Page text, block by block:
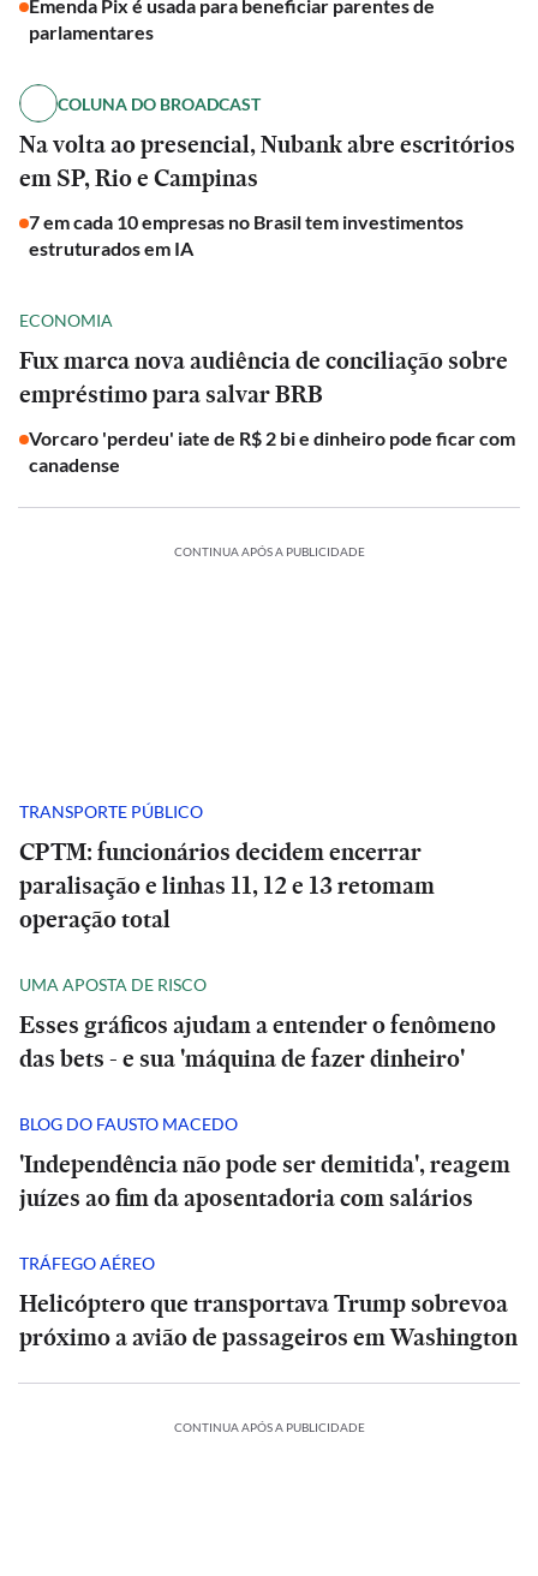
Emenda Pix é usada para beneficiar parentes de
parlamentares
COLUNA DO BROADCAST
Na volta ao presencial, Nubank abre escritórios
em SP, Rio e Campinas
7 em cada 10 empresas no Brasil tem investimentos
estruturados em IA
ECONOMIA
Fux marca nova audiência de conciliação sobre
empréstimo para salvar BRB
Vorcaro 'perdeu' iate de R$ 2 bi e dinheiro pode ficar com
canadense
CONTINUA APÓS A PUBLICIDADE
TRANSPORTE PÚBLICO
CPTM: funcionários decidem encerrar
paralisação e linhas 11, 12 e 13 retomam
operação total
UMA APOSTA DE RISCO
Esses gráficos ajudam a entender o fenômeno
das bets - e sua 'máquina de fazer dinheiro'
BLOG DO FAUSTO MACEDO
'Independência não pode ser demitida', reagem
juízes ao fim da aposentadoria com salários
TRÁFEGO AÉREO
Helicóptero que transportava Trump sobrevoa
próximo a avião de passageiros em Washington
CONTINUA APÓS A PUBLICIDADE